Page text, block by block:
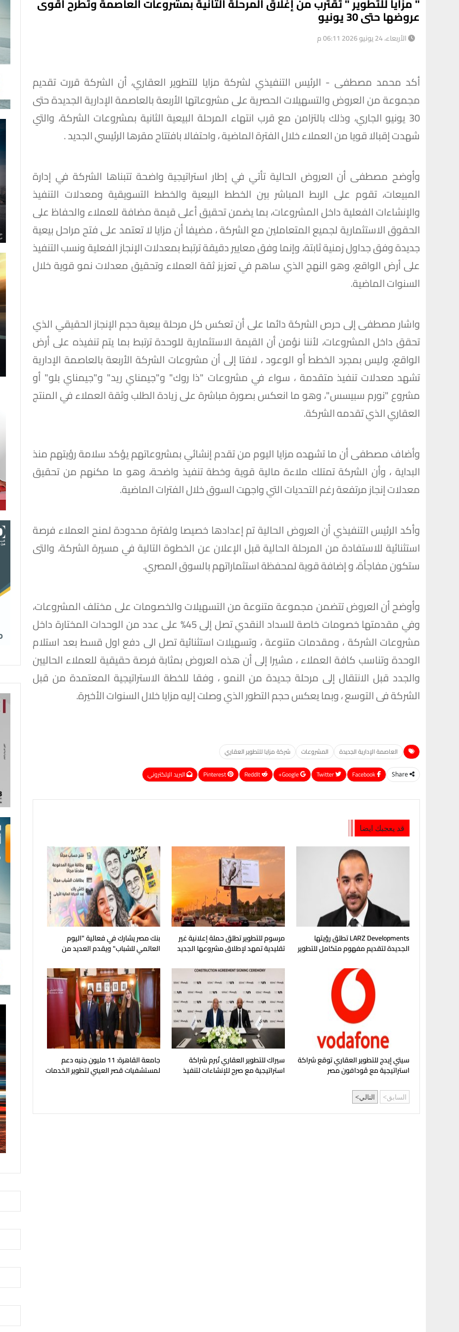
عروضها حتى 30 يونيو
الأربعاء، 24 يونيو 2026 06:11 م
أكد محمد مصطفى - الرئيس التنفيذي لشركة مزايا للتطوير العقاري، أن الشركة قررت تقديم
مجموعة من العروض والتسهيلات الحصرية على مشروعاتها الأربعة بالعاصمة الإدارية الجديدة حتى
30 يونيو الجاري، وذلك بالتزامن مع قرب انتهاء المرحلة البيعية الثانية بمشروعات الشركة، والتي
شهدت إقبالا قويا من العملاء خلال الفترة الماضية ، واحتفالا بافتتاح مقرها الرئيسي الجديد .
وأوضح مصطفى أن العروض الحالية تأتي في إطار استراتيجية واضحة تتبناها الشركة في إدارة
المبيعات، تقوم على الربط المباشر بين الخطط البيعية والخطط التسويقية ومعدلات التنفيذ
والإنشاءات الفعلية داخل المشروعات، بما يضمن تحقيق أعلى قيمة مضافة للعملاء والحفاظ على
الحقوق الاستثمارية لجميع المتعاملين مع الشركة ، مضيفا أن مزايا لا تعتمد على فتح مراحل بيعية
جديدة وفق جداول زمنية ثابتة، وإنما وفق معايير دقيقة ترتبط بمعدلات الإنجاز الفعلية ونسب التنفيذ
على أرض الواقع، وهو النهج الذي ساهم في تعزيز ثقة العملاء وتحقيق معدلات نمو قوية خلال
السنوات الماضية.
واشار مصطفى إلى حرص الشركة دائما على أن تعكس كل مرحلة بيعية حجم الإنجاز الحقيقي الذي
تحقق داخل المشروعات، لأننا نؤمن أن القيمة الاستثمارية للوحدة ترتبط بما يتم تنفيذه على أرض
الواقع، وليس بمجرد الخطط أو الوعود ، لافتا إلى أن مشروعات الشركة الأربعة بالعاصمة الإدارية
تشهد معدلات تنفيذ متقدمة ، سواء في مشروعات "ذا روك" و"جيمناي ريد" و"جيمناي بلو" أو
مشروع "نورم سبيسس"، وهو ما انعكس بصورة مباشرة على زيادة الطلب وثقة العملاء في المنتج
العقاري الذي تقدمه الشركة.
وأضاف مصطفى أن ما تشهده مزايا اليوم من تقدم إنشائي بمشروعاتهم يؤكد سلامة رؤيتهم منذ
البداية ، وأن الشركة تمتلك ملاءة مالية قوية وخطة تنفيذ واضحة، وهو ما مكنهم من تحقيق
معدلات إنجاز مرتفعة رغم التحديات التي واجهت السوق خلال الفترات الماضية.
وأكد الرئيس التنفيذي أن العروض الحالية تم إعدادها خصيصا ولفترة محدودة لمنح العملاء فرصة
استثنائية للاستفادة من المرحلة الحالية قبل الإعلان عن الخطوة التالية في مسيرة الشركة، والتى
ستكون مفاجأة، و إضافة قوية لمحفظة استثماراتهم بالسوق المصري.
وأوضح أن العروض تتضمن مجموعة متنوعة من التسهيلات والخصومات على مختلف المشروعات،
وفي مقدمتها خصومات خاصة للسداد النقدي تصل إلى 45% على عدد من الوحدات المختارة داخل
مشروعات الشركة ، ومقدمات متنوعة ، وتسهيلات استثنائية تصل الى دفع اول قسط بعد استلام
الوحدة وتناسب كافة العملاء ، مشيرا إلى أن هذه العروض بمثابة فرصة حقيقية للعملاء الحاليين
والجدد قبل الانتقال إلى مرحلة جديدة من النمو ، وفقا للخطة الاستراتيجية المعتمدة من قبل
الشركة فى التوسع ، وبما يعكس حجم التطور الذي وصلت إليه مزايا خلال السنوات الأخيرة.
العاصمة الإدارية الجديدة المشروعات شركة مزايا للتطوير العقاري
Share
Google+
ReddIt
Pinterest البريد الإلكتروني
قد يعجبك ايضا
LARZ Developments تطلق رؤيتها
الجديدة لتقديم مفهوم متكامل للتطوير
مرسوم للتطوير تطلق حملة إعلانية غير
تقليدية تمهد لإطلاق مشروعها الجديد
بنك مصر يشارك في فعالية "اليوم
العالمي للشباب" ويقدم العديد من
العروض المجانية
سيتي إيدج للتطوير العقاري توقع شراكة
استراتيجية مع ڤودافون مصر
سيراك للتطوير العقاري تُبرم شراكة
استراتيجية مع صرح للإنشاءات لتنفيذ
مشروع "شماسي" بالساحل الشمالي
جامعة القاهرة: 11 مليون جنيه دعم
لمستشفيات قصر العيني لتطوير الخدمات
السابق التالي